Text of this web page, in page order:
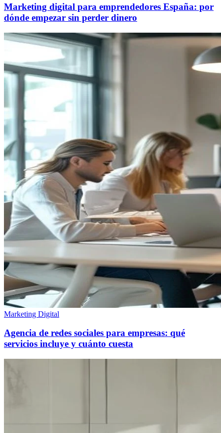
Marketing digital para emprendedores España: por
dónde empezar sin perder dinero
Marketing Digital
Agencia de redes sociales para empresas: qué
servicios incluye y cuánto cuesta